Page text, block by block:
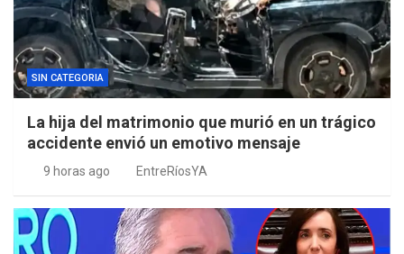
SIN CATEGORIA
La hija del matrimonio que murió en un trágico
accidente envió un emotivo mensaje
9 horas ago EntreRíosYA